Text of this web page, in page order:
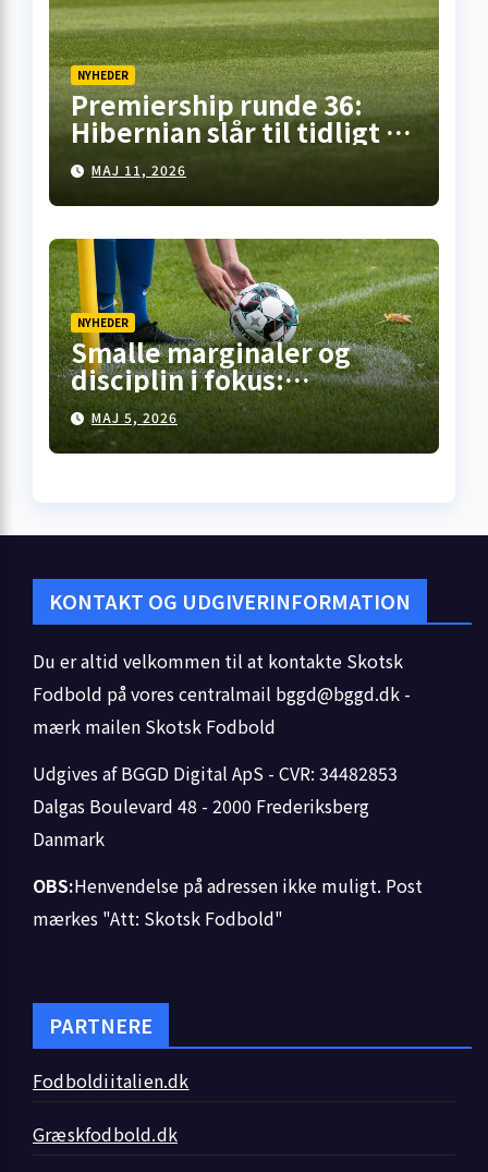
NYHEDER
Premiership runde 36:
Hibernian slår til tidligt i
Falkirk, pointdeling i
Motherwell – mens
opgøret på Celtic Park står
for døren
MAJ 11, 2026
NYHEDER
Smalle marginaler og
disciplin i fokus:
Premiership-runde 35
åbner med kneben
hjemme­sejr i Falkirk
MAJ 5, 2026
KONTAKT OG UDGIVERINFORMATION
Du er altid velkommen til at kontakte Skotsk
Fodbold på vores centralmail bggd@bggd.dk -
mærk mailen Skotsk Fodbold
Udgives af BGGD Digital ApS - CVR: 34482853
Dalgas Boulevard 48 - 2000 Frederiksberg
Danmark
OBS:Henvendelse på adressen ikke muligt. Post
mærkes "Att: Skotsk Fodbold"
PARTNERE
Fodboldiitalien.dk
Græskfodbold.dk